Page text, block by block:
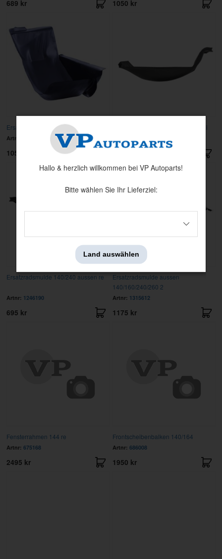
689 kr 1050 kr
Ersatzradsmulde 140/240 74-93 re
Artnr:
1050 kr
Ersatzradsmulde 140/240 aussen li
Ersatzradsmulde 140/240 aussen re
Artnr: 1246190
695 kr
Ersatzradsmulde aussen
140/160/240/260 2
Artnr: 1315612
1175 kr
Fensterrahmen 144 re
Artnr: 675168
2495 kr
Frontscheibenbalken 140/164
Artnr: 686008
1950 kr
Hallo & herzlich willkommen bei VP Autoparts!
Bitte wählen Sie Ihr Lieferziel:
Land auswählen